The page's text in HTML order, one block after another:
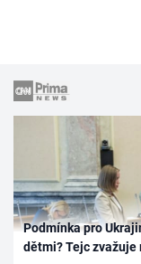
Podmínka pro
dětmi? Tejc zvažuje